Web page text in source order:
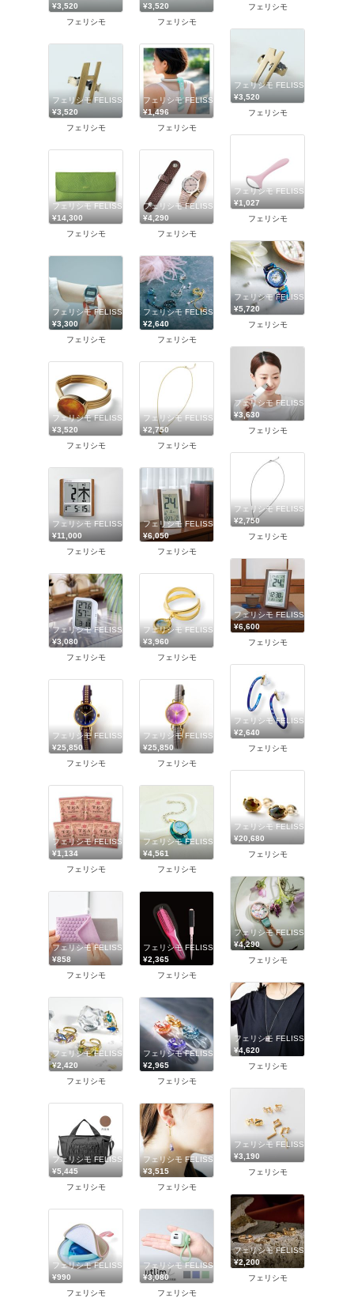
フェリシモ
¥3,520
フェリシモ
¥3,520
フェリシモ
フェリシモ FELISSIMO
¥3,520
フェリシモ
フェリシモ FELISSIMO
¥3,520
フェリシモ
フェリシモ FELISSIMO
¥1,496
フェリシモ
フェリシモ FELISSIMO
¥1,027
フェリシモ
フェリシモ FELISSIMO
¥14,300
フェリシモ
フェリシモ FELISSIMO
¥4,290
フェリシモ
フェリシモ FELISSIMO
¥5,720
フェリシモ
フェリシモ FELISSIMO
¥3,300
フェリシモ
フェリシモ FELISSIMO
¥2,640
フェリシモ
フェリシモ FELISSIMO
¥3,630
フェリシモ
フェリシモ FELISSIMO
¥3,520
フェリシモ
フェリシモ FELISSIMO
¥2,750
フェリシモ
フェリシモ FELISSIMO
¥2,750
フェリシモ
フェリシモ FELISSIMO
¥11,000
フェリシモ
フェリシモ FELISSIMO
¥6,050
フェリシモ
フェリシモ FELISSIMO
¥6,600
フェリシモ
フェリシモ FELISSIMO
¥3,080
フェリシモ
フェリシモ FELISSIMO
¥3,960
フェリシモ
フェリシモ FELISSIMO
¥2,640
フェリシモ
フェリシモ FELISSIMO
¥25,850
フェリシモ
フェリシモ FELISSIMO
¥25,850
フェリシモ
フェリシモ FELISSIMO
¥20,680
フェリシモ
フェリシモ FELISSIMO
¥1,134
フェリシモ
フェリシモ FELISSIMO
¥4,561
フェリシモ
フェリシモ FELISSIMO
¥4,290
フェリシモ
フェリシモ FELISSIMO
¥858
フェリシモ
フェリシモ FELISSIMO
¥2,365
フェリシモ
フェリシモ FELISSIMO
¥4,620
フェリシモ
フェリシモ FELISSIMO
¥2,420
フェリシモ
フェリシモ FELISSIMO
¥2,965
フェリシモ
フェリシモ FELISSIMO
¥3,190
フェリシモ
フェリシモ FELISSIMO
¥5,445
フェリシモ
フェリシモ FELISSIMO
¥3,515
フェリシモ
フェリシモ FELISSIMO
¥2,200
フェリシモ
フェリシモ FELISSIMO
¥990
フェリシモ
フェリシモ FELISSIMO
¥3,080
フェリシモ